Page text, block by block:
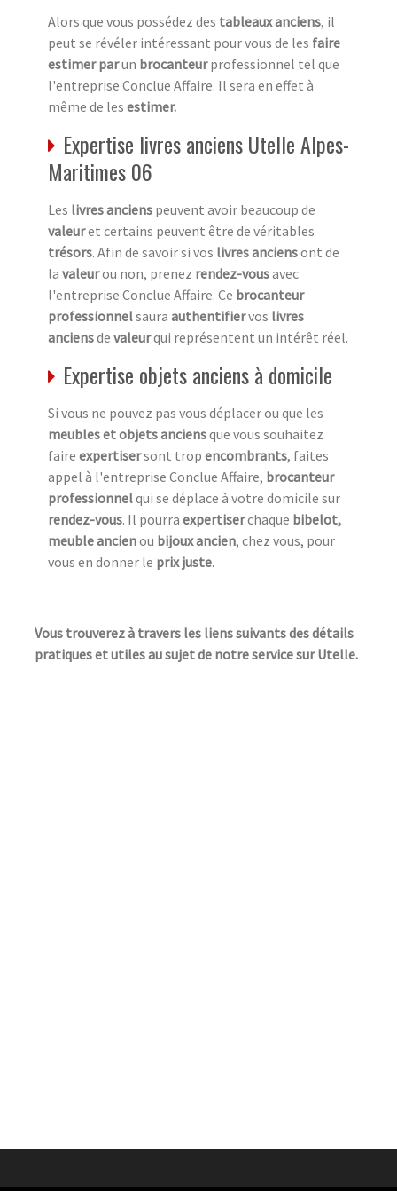
Alors que vous possédez des tableaux anciens, il
peut se révéler intéressant pour vous de les faire
estimer parun brocanteurprofessionnel tel que
l'entreprise Conclue Affaire. Il sera en effet à
même de les estimer.
Expertise livres anciens Utelle Alpes-
Maritimes 06
Les livres anciens peuvent avoir beaucoup de
valeuret certains peuvent être de véritables
trésors. Afin de savoir si vos livres anciensont de
la valeurou non, prenez rendez-vousavec
l'entreprise Conclue Affaire. Ce brocanteur
professionnelsaura authentifiervos livres
anciensde valeurqui représentent un intérêt réel.
Expertise objets anciens à domicile
Si vous ne pouvez pas vous déplacer ou que les
meubles et objets anciensque vous souhaitez
faire expertisersont trop encombrants, faites
appel à l'entreprise Conclue Affaire, brocanteur
professionnelqui se déplace à votre domicile sur
rendez-vous. Il pourra expertiserchaque bibelot,
meuble ancienou bijoux ancien, chez vous, pour
vous en donner le prix juste.
Vous trouverez à travers les liens suivants des détails
pratiques et utiles au sujet de notre service sur Utelle.